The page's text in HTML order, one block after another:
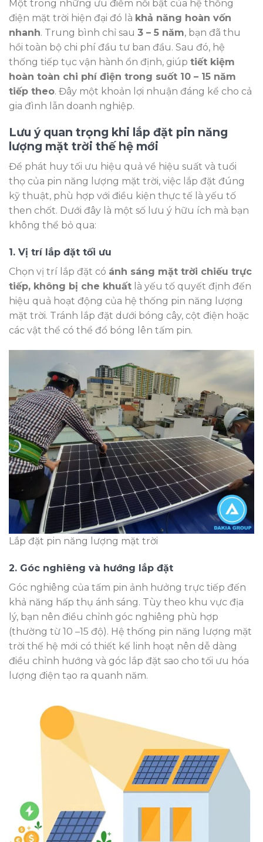
Một trong những ưu điểm nổi bật của hệ thống
điện mặt trời hiện đại đó là khả năng hoàn vốn
nhanh. Trung bình chỉ sau 3 – 5 năm, bạn đã thu
hồi toàn bộ chi phí đầu tư ban đầu. Sau đó, hệ
thống tiếp tục vận hành ổn định, giúp tiết kiệm
hoàn toàn chi phí điện trong suốt 10 – 15 năm
tiếp theo. Đây một khoản lợi nhuận đáng kể cho cả
gia đình lẫn doanh nghiệp.
Lưu ý quan trọng khi lắp đặt pin năng
lượng mặt trời thế hệ mới
Để phát huy tối ưu hiệu quả về hiệu suất và tuổi
thọ của pin năng lượng mặt trời, việc lắp đặt đúng
kỹ thuật, phù hợp với điều kiện thực tế là yếu tố
then chốt. Dưới đây là một số lưu ý hữu ích mà bạn
không thể bỏ qua:
1. Vị trí lắp đặt tối ưu
Chọn vị trí lắp đặt có ánh sáng mặt trời chiếu trực
tiếp, không bị che khuất là yếu tố quyết định đến
hiệu quả hoạt động của hệ thống pin năng lượng
mặt trời. Tránh lắp đặt dưới bóng cây, cột điện hoặc
các vật thể có thể đổ bóng lên tấm pin.
Lắp đặt pin năng lượng mặt trời
2. Góc nghiêng và hướng lắp đặt
Góc nghiêng của tấm pin ảnh hưởng trực tiếp đến
khả năng hấp thụ ánh sáng. Tùy theo khu vực địa
lý, bạn nên điều chỉnh góc nghiêng phù hợp
(thường từ 10 –15 độ). Hệ thống pin năng lượng mặt
trời thế hệ mới có thiết kế linh hoạt nên dễ dàng
điều chỉnh hướng và góc lắp đặt sao cho tối ưu hóa
lượng điện tạo ra quanh năm.